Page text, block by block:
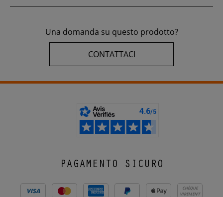
Una domanda su questo prodotto?
CONTATTACI
PAGAMENTO SICURO
CHÈQUE
VIREMENT